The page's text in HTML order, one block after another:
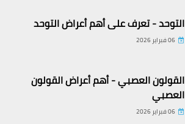
التوحد - تعرف على أهم أعراض التوحد
06 فبراير 2026
القولون العصبي - أهم أعراض القولون
العصبي
06 فبراير 2026